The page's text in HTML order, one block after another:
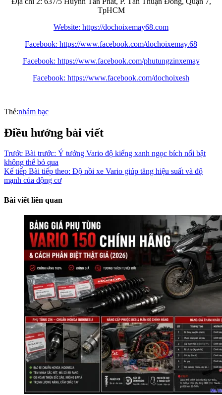
TpHCM
Website: https://dochoixemay68.com
Facebook: https://www.facebook.com/dochoixemay.68
Facebook: https://www.facebook.com/phutungzinxemay
Facebook: https://www.facebook.com/dochoixesh
Thẻ:nhám bạc
Điều hướng bài viết
Trước Bài trước: Ý tưởng Vario độ kiểng xanh ngọc bích nổi bật
không thể bỏ qua
Kế tiếp Bài tiếp theo: Độ nồi xe Vario giúp tăng hiệu suất và độ
mạnh của động cơ
Bài viết liên quan